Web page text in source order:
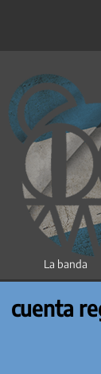
contenido
La banda
cuenta